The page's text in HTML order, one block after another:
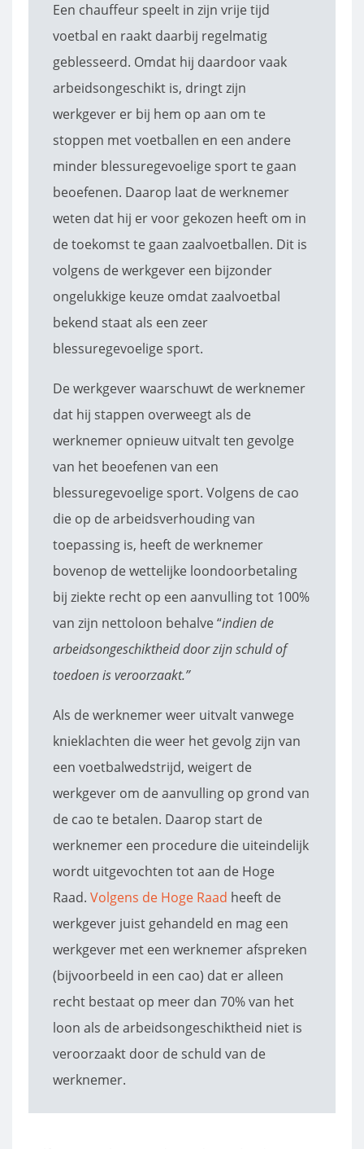
Een chauffeur speelt in zijn vrije tijd
voetbal en raakt daarbij regelmatig
geblesseerd. Omdat hij daardoor vaak
arbeidsongeschikt is, dringt zijn
werkgever er bij hem op aan om te
stoppen met voetballen en een andere
minder blessuregevoelige sport te gaan
beoefenen. Daarop laat de werknemer
weten dat hij er voor gekozen heeft om in
de toekomst te gaan zaalvoetballen. Dit is
volgens de werkgever een bijzonder
ongelukkige keuze omdat zaalvoetbal
bekend staat als een zeer
blessuregevoelige sport.
De werkgever waarschuwt de werknemer
dat hij stappen overweegt als de
werknemer opnieuw uitvalt ten gevolge
van het beoefenen van een
blessuregevoelige sport. Volgens de cao
die op de arbeidsverhouding van
toepassing is, heeft de werknemer
bovenop de wettelijke loondoorbetaling
bij ziekte recht op een aanvulling tot 100%
van zijn nettoloon behalve “indien de
arbeidsongeschiktheid door zijn schuld of
toedoen is veroorzaakt.”
Als de werknemer weer uitvalt vanwege
knieklachten die weer het gevolg zijn van
een voetbalwedstrijd, weigert de
werkgever om de aanvulling op grond van
de cao te betalen. Daarop start de
werknemer een procedure die uiteindelijk
wordt uitgevochten tot aan de Hoge
Raad. Volgens de Hoge Raad heeft de
werkgever juist gehandeld en mag een
werkgever met een werknemer afspreken
(bijvoorbeeld in een cao) dat er alleen
recht bestaat op meer dan 70% van het
loon als de arbeidsongeschiktheid niet is
veroorzaakt door de schuld van de
werknemer.